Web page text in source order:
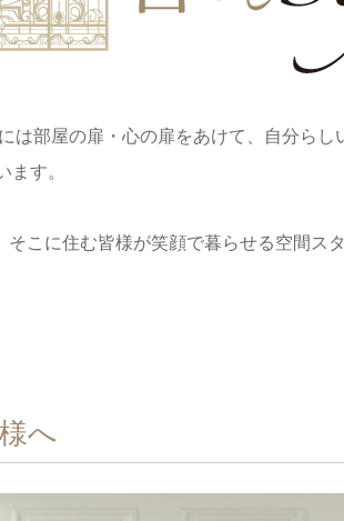
は部屋の扉・⼼の扉をあけて、⾃分ら
す。
こに住む皆様が笑顔で暮らせる空間ス
へ